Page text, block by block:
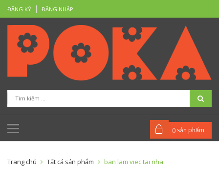
ĐĂNG KÝ ĐĂNG NHẬP
() sản phẩm
Trang chủ Tất cả sản phẩm ban lam viec tai nha